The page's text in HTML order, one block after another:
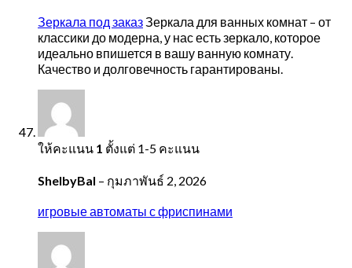
Зеркала под заказЗеркала для ванных комнат – от
классики до модерна, у нас есть зеркало, которое
идеально впишется в вашу ванную комнату.
Качество и долговечность гарантированы.
ให้คะแนน 1 ตั้งแต่ 1-5 คะแนน
ShelbyBal – กุมภาพันธ์ 2, 2026
игровые автоматы с фриспинами